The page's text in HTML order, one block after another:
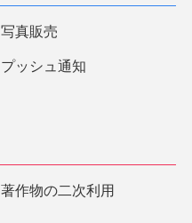
写真販売
プッシュ通知
著作物の二次利用